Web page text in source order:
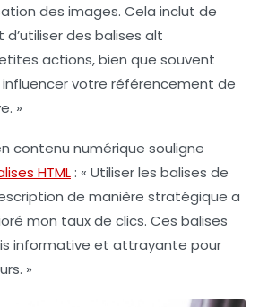
des images. Cela inclut de
des balises alt
actions, bien que souvent
votre référencement de
»
contenu numérique souligne
HTML: « Utiliser les balises de
de manière stratégique a
mon taux de clics. Ces balises
informative et attrayante pour
»